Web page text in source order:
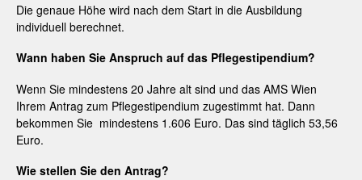
Die genaue Höhe wird nach dem Start in die Ausbildung
individuell berechnet.
Wann haben Sie Anspruch auf das Pflegestipendium?
Wenn Sie mindestens 20 Jahre alt sind und das AMS Wien
Ihrem Antrag zum Pflegestipendium zugestimmt hat. Dann
bekommen Sie mindestens 1.606 Euro. Das sind täglich 53,56
Euro.
Wie stellen Sie den Antrag?